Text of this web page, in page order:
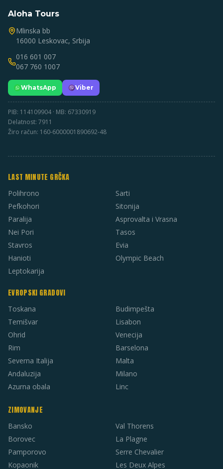
Aloha Tours
Mlinska bb
16000 Leskovac, Srbija
016 601 007
067 760 1007
WhatsApp Viber
PIB: 114109904 · MB: 67330919
Delatnost: 7911
Žiro račun: 160-6000001890692-48
LAST MINUTE GRČKA
Polihrono
Pefkohori
Paralija
Nei Pori
Stavros
Hanioti
Leptokarija
Sarti
Sitonija
Asprovalta i Vrasna
Tasos
Evia
Olympic Beach
EVROPSKI GRADOVI
Toskana
Temišvar
Ohrid
Rim
Severna Italija
Andaluzija
Azurna obala
Budimpešta
Lisabon
Venecija
Barselona
Malta
Milano
Linc
ZIMOVANJE
Bansko
Borovec
Pamporovo
Kopaonik
Val Thorens
La Plagne
Serre Chevalier
Les Deux Alpes